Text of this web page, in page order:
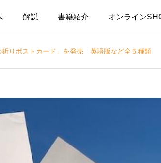
解説 書籍紹介 オンライン
祈りポストカード」を発売 英語版など全５種類